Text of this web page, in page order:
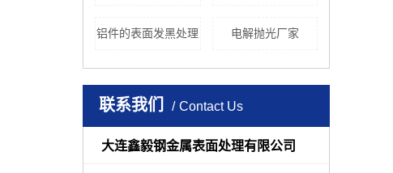
铝件的表面发黑处理 电解抛光厂家
联系我们 Contact Us
大连鑫毅钢金属表面处理有限公司